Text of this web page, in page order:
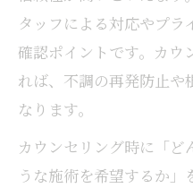
タッフによる対応やプラ
確認ポイントです。カウ
れば、不調の再発防止や
なります。
カウンセリング時に「ど
うな施術を希望するか